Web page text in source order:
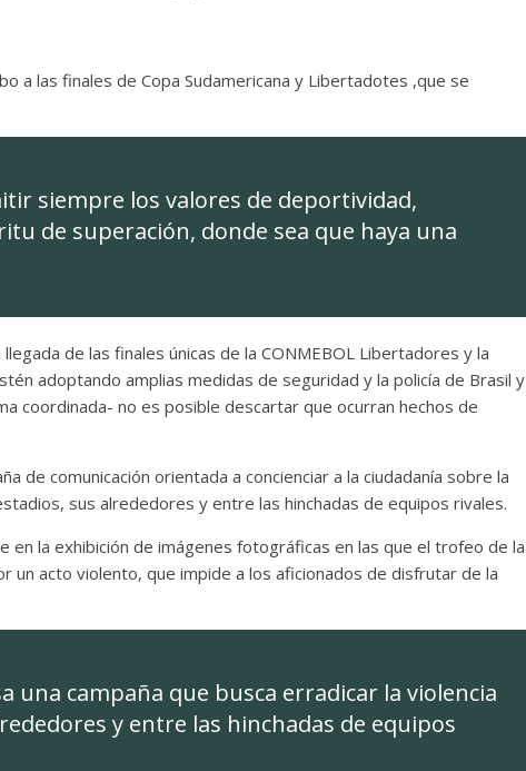
a las finales de Copa Sudamericana y Libertadotes ,que se
siempre los valores de deportividad,
de superación, donde sea que haya una
de las finales únicas de la CONMEBOL Libertadores y la
adoptando amplias medidas de seguridad y la policía de Brasil y
coordinada- no es posible descartar que ocurran hechos de
de comunicación orientada a concienciar a la ciudadanía sobre la
sus alrededores y entre las hinchadas de equipos rivales.
en la exhibición de imágenes fotográficas en las que el trofeo de la
un acto violento, que impide a los aficionados de disfrutar de la
una campaña que busca erradicar la violencia
y entre las hinchadas de equipos